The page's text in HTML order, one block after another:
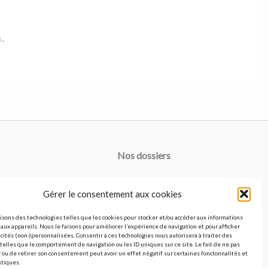
Gérer le consentement aux cookies
des technologies telles que les cookies pour stocker et/ou accéder aux informations
appareils. Nous le faisons pour améliorer l’expérience de navigation et pour afficher
(non-)personnalisées. Consentir à ces technologies nous autorisera à traiter des
que le comportement de navigation ou les ID uniques sur ce site. Le fait de ne pas
ou de retirer son consentement peut avoir un effet négatif sur certaines fonctonnalités et
.
Nos dossiers
Les produits bio
Nos avis sur les palettes de maquillage